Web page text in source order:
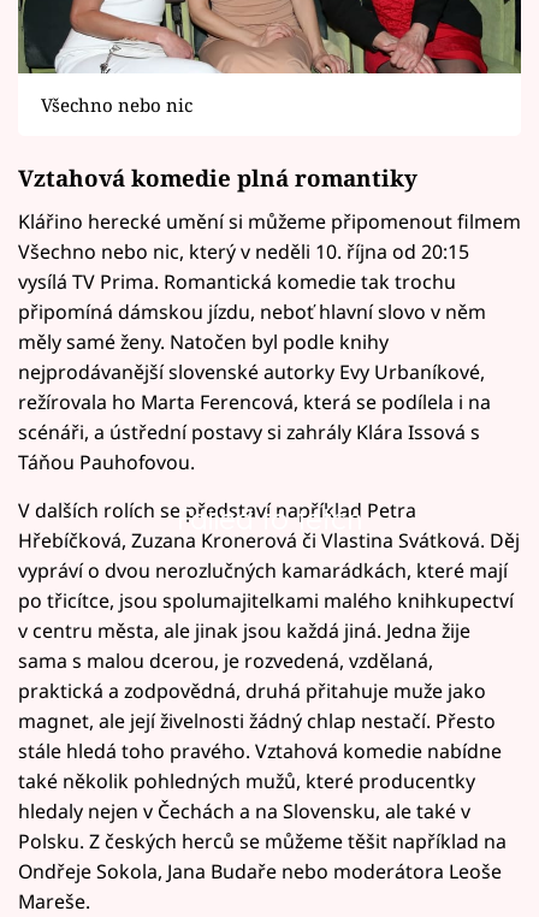
Všechno nebo nic
Vztahová komedie plná romantiky
Klářino herecké umění si můžeme připomenout filmem
Všechno nebo nic, který v neděli 10. října od 20:15
vysílá TV Prima. Romantická komedie tak trochu
připomíná dámskou jízdu, neboť hlavní slovo v něm
měly samé ženy. Natočen byl podle knihy
nejprodávanější slovenské autorky Evy Urbaníkové,
režírovala ho Marta Ferencová, která se podílela i na
scénáři, a ústřední postavy si zahrály Klára Issová s
Táňou Pauhofovou.
Failed to fetch
V dalších rolích se představí například Petra
Hřebíčková, Zuzana Kronerová či Vlastina Svátková. Děj
vypráví o dvou nerozlučných kamarádkách, které mají
po třicítce, jsou spolumajitelkami malého knihkupectví
v centru města, ale jinak jsou každá jiná. Jedna žije
sama s malou dcerou, je rozvedená, vzdělaná,
praktická a zodpovědná, druhá přitahuje muže jako
magnet, ale její živelnosti žádný chlap nestačí. Přesto
stále hledá toho pravého. Vztahová komedie nabídne
také několik pohledných mužů, které producentky
hledaly nejen v Čechách a na Slovensku, ale také v
Polsku. Z českých herců se můžeme těšit například na
Ondřeje Sokola, Jana Budaře nebo moderátora Leoše
Mareše.